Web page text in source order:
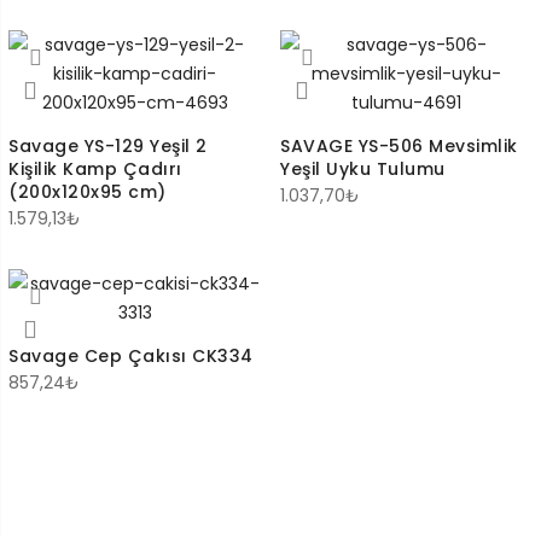
Savage YS-129 Yeşil 2
Kişilik Kamp Çadırı
(200x120x95 cm)
1.579,13₺
SAVAGE YS-506 Mevsimlik
Yeşil Uyku Tulumu
1.037,70₺
Savage Cep Çakısı CK334
857,24₺